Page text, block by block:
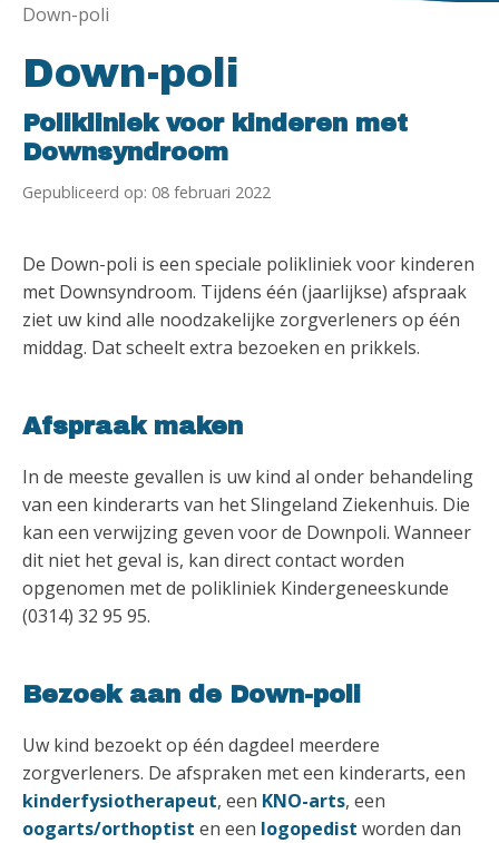
Down-poli
Down-poli
Polikliniek voor kinderen met
Downsyndroom
Gepubliceerd op: 08 februari 2022
De Down-poli is een speciale polikliniek voor kinderen
met Downsyndroom. Tijdens één (jaarlijkse) afspraak
ziet uw kind alle noodzakelijke zorgverleners op één
middag. Dat scheelt extra bezoeken en prikkels.
Afspraak maken
In de meeste gevallen is uw kind al onder behandeling
van een kinderarts van het Slingeland Ziekenhuis. Die
kan een verwijzing geven voor de Downpoli. Wanneer
dit niet het geval is, kan direct contact worden
opgenomen met de polikliniek Kindergeneeskunde
(0314) 32 95 95.
Bezoek aan de Down-poli
Uw kind bezoekt op één dagdeel meerdere
zorgverleners. De afspraken met een kinderarts, een
kinderfysiotherapeut, een KNO-arts, een
oogarts/orthoptist en een logopedist worden dan